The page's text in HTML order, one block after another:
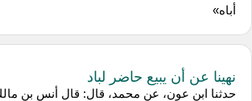
أباه»
نهينا عن أن يبيع حاضر لباد
حدثنا ابن عون، عن محمد، قال: قال أنس بن